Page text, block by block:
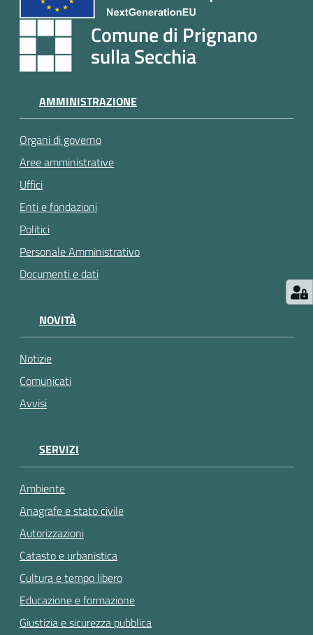
a
p
p
u
a
m
e
n
t
o
Street
argomenti...
Comune di Prignano
sulla Secchia
AMMINISTRAZIONE
Organi di governo
Aree amministrative
Uffici
Enti e fondazioni
Politici
Personale Amministrativo
Documenti e dati
NOVITÀ
Notizie
Comunicati
Avvisi
SERVIZI
Ambiente
Anagrafe e stato civile
Autorizzazioni
Catasto e urbanistica
Cultura e tempo libero
Educazione e formazione
Giustizia e sicurezza pubblica